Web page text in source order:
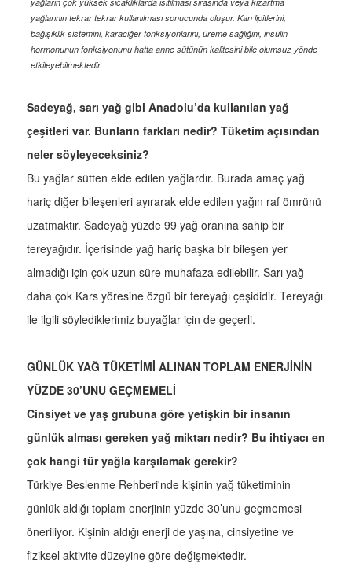
yağlarının tekrar tekrar kullanılması sonucunda oluşur. Kan lipitlerini,
bağışıklık sistemini, karaciğer fonksiyonlarını, üreme sağlığını, insülin
hormonunun fonksiyonunu hatta anne sütünün kalitesini bile olumsuz yönde
etkileyebilmektedir.
Sadeyağ, sarı yağ gibi Anadolu’da kullanılan yağ
çeşitleri var. Bunların farkları nedir? Tüketim açısından
neler söyleyeceksiniz?
Bu yağlar sütten elde edilen yağlardır. Burada amaç yağ
hariç diğer bileşenleri ayırarak elde edilen yağın raf ömrünü
uzatmaktır. Sadeyağ yüzde 99 yağ oranına sahip bir
tereyağıdır. İçerisinde yağ hariç başka bir bileşen yer
almadığı için çok uzun süre muhafaza edilebilir. Sarı yağ
daha çok Kars yöresine özgü bir tereyağı çeşididir. Tereyağı
ile ilgili söylediklerimiz buyağlar için de geçerli.
GÜNLÜK YAĞ TÜKETİMİ ALINAN TOPLAM ENERJİNİN
YÜZDE 30’UNU GEÇMEMELİ
Cinsiyet ve yaş grubuna göre yetişkin bir insanın
günlük alması gereken yağ miktarı nedir? Bu ihtiyacı en
çok hangi tür yağla karşılamak gerekir?
Türkiye Beslenme Rehberi'nde kişinin yağ tüketiminin
günlük aldığı toplam enerjinin yüzde 30’unu geçmemesi
öneriliyor. Kişinin aldığı enerji de yaşına, cinsiyetine ve
fiziksel aktivite düzeyine göre değişmektedir.